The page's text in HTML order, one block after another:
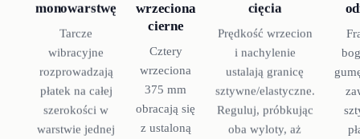
monowarstwę
Tarcze
wibracyjne
rozprowadzają
płatek na całej
szerokości w
warstwie jednej
wrzeciona
cierne
Cztery
wrzeciona
375 mm
obracają się
z ustaloną
cięcia
Prędkość wrzecion
i nachylenie
ustalają granicę
sztywne/elastyczne.
Reguluj, próbkując
oba wyloty, aż